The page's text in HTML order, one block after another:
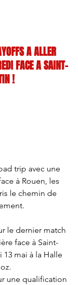
A ALLER
FACE A SAINT-
!
trip avec une
à Rouen, les
le chemin de
le dernier match
face à Saint-
mai à la Halle
une qualification